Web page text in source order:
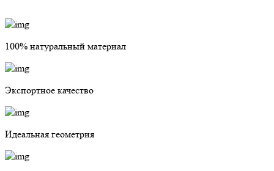
100% натуральный материал
Экспортное качество
Идеальная геометрия